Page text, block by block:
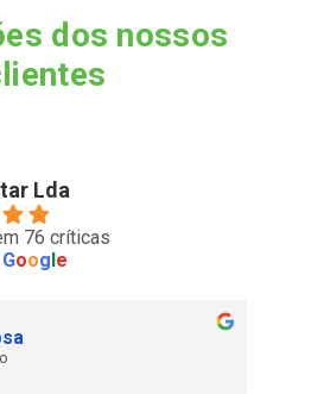
dos nossos
Lda
76 críticas
Goog e